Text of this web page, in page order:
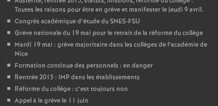
Toutes les raisons pour être en grève et manifester le jeudi 9 avril.
Congrès académique d’étude du SNES-FSU
Grève nationale du 19 mai pour le retrait de la réforme du collège
Mardi 19 mai : grève majoritaire dans les collèges de l’académie de
Nice
Formation continue des personnels : en danger
Rentrée 2015 : IMP dans les établissements
Réforme du collège : c’est toujours non
Appel à la grève le 11 juin